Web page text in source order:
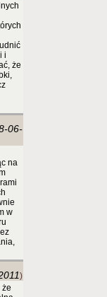
i
że
06-
na
w
)
że